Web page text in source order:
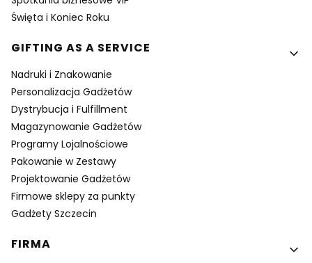
Święta i Koniec Roku
GIFTING AS A SERVICE
Nadruki i Znakowanie
Personalizacja Gadżetów
Dystrybucja i Fulfillment
Magazynowanie Gadżetów
Programy Lojalnościowe
Pakowanie w Zestawy
Projektowanie Gadżetów
Firmowe sklepy za punkty
Gadżety Szczecin
FIRMA